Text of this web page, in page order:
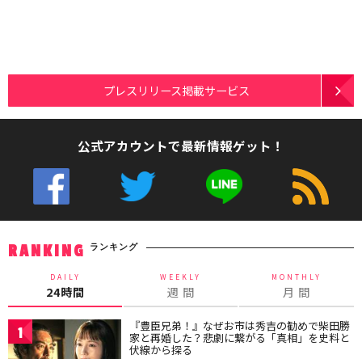
プレスリリース掲載サービス
公式アカウントで最新情報ゲット！
RANKING ランキング
DAILY
24時間
WEEKLY
週 間
MONTHLY
月 間
1 『豊臣兄弟！』なぜお市は秀吉の勧めで柴田勝
家と再婚した？悲劇に繋がる「真相」を史料と
伏線から探る